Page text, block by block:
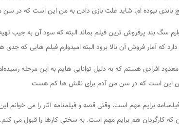
باندی نبوده ام. شاید علت بازی دادن به من این است که در
سگ بند پرفروش ترین فیلم بماند البته که سود آن به جیب
که آمار فروش آن بالا برود البته امیدوارم فیلم هایی که
افرادی هستم که به دلیل توانایی هایم به این مرحله
این است که در سن من آدم برای نقش ها کم هست
برایم مهم است. وقتی قصه و فیلمنامه آثار را می خوانم
کارگردان هم برایم مهم است. به سختی کارها را قبول می